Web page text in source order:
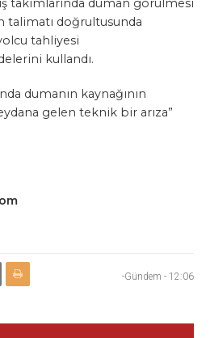
takımlarında duman görülmesi
doğrultusunda
tahliyesi
kullandı.
dumanın kaynağının
gelen teknik bir arıza”
-Gündem - 12:06